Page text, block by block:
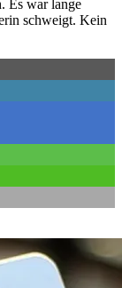
Es war lange
schweigt. Kein